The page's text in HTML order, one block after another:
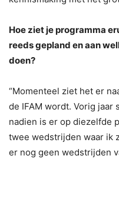
Hoe ziet je programma
reeds gepland en aan
doen?
“Momenteel ziet het er
de IFAM wordt. Vorig jaar
nadien is er op diezelfde
twee wedstrijden waar ik
er nog geen wedstrijden